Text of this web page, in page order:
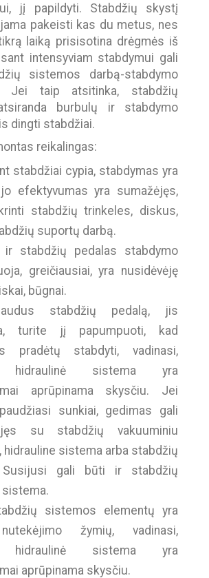
jį papildyti. Stabdžių skystį
pakeisti kas du metus, nes
laiką prisisotina drėgmės iš
intensyviam stabdymui gali
sistemos darbą-stabdymo
Jei taip atsitinka, stabdžių
burbulų ir stabdymo
dingti stabdžiai.
reikalingas:
stabdžiai cypia, stabdymas yra
efektyvumas yra sumažėjęs,
stabdžių trinkeles, diskus,
suportų darbą.
ir stabdžių pedalas stabdymo
greičiausiai, yra nusidėvėję
būgnai.
stabdžių pedalą, jis
turite jį papumpuoti, kad
pradėtų stabdyti, vadinasi,
hidraulinė sistema yra
aprūpinama skysčiu. Jei
sunkiai, gedimas gali
su stabdžių vakuuminiu
hidrauline sistema arba stabdžių
Susijusi gali būti ir stabdžių
sistema.
sistemos elementų yra
žymių, vadinasi,
hidraulinė sistema yra
aprūpinama skysčiu.